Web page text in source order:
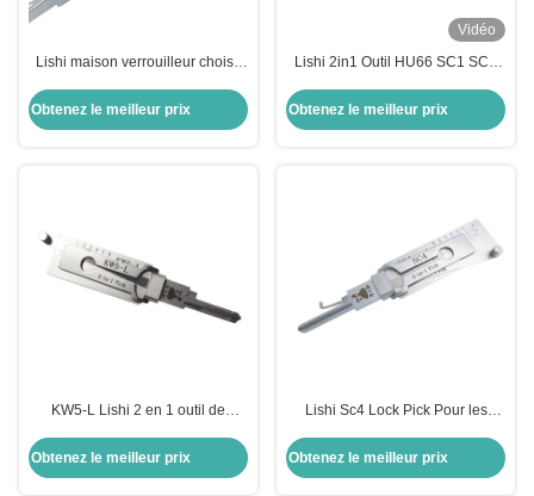
Lishi maison verrouilleur choisir
acier inoxydable Lishi 2in1 choisit
outil Kw1 Lockpick Set décodeur
Obtenez le meilleur prix
Vidéo
Lishi 2in1 Outil HU66 SC1 SC4
B111 TE2 Décodeur de sélection
de serrure
Obtenez le meilleur prix
KW5-L Lishi 2 en 1 outil de
résidentielles décodeur de
verrouillage en acier inoxydable
Obtenez le meilleur prix
Lishi Sc4 Lock Pick Pour les
Obtenez le meilleur prix